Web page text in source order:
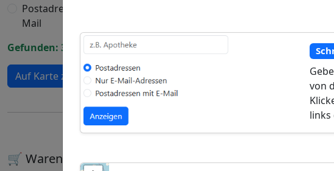
Postadressen mit E-
Mail
Gefunden: 393 Adressen
Auf Karte zeigen
🛒 Warenkorb
polygon
a
Draw
layers
Delete
von
links